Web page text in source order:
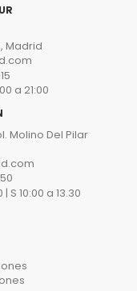
Madrid
a 21:00
Molino Del Pilar
S 10:00 a 13.30